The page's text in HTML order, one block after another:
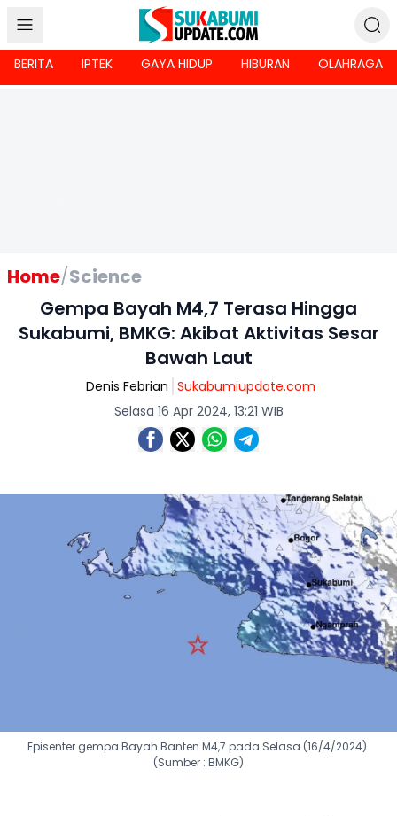
BERITA IPTEK GAYA HIDUP HIBURAN OLAHRAGA
Home/Science
Gempa Bayah M4,7 Terasa Hingga
Sukabumi, BMKG: Akibat Aktivitas Sesar
Bawah Laut
Denis Febrian Sukabumiupdate.com
Selasa 16 Apr 2024, 13:21 WIB
Episenter gempa Bayah Banten M4,7 pada Selasa (16/4/2024).
(Sumber : BMKG)